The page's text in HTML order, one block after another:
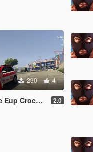
290 4
Rossa 2.0